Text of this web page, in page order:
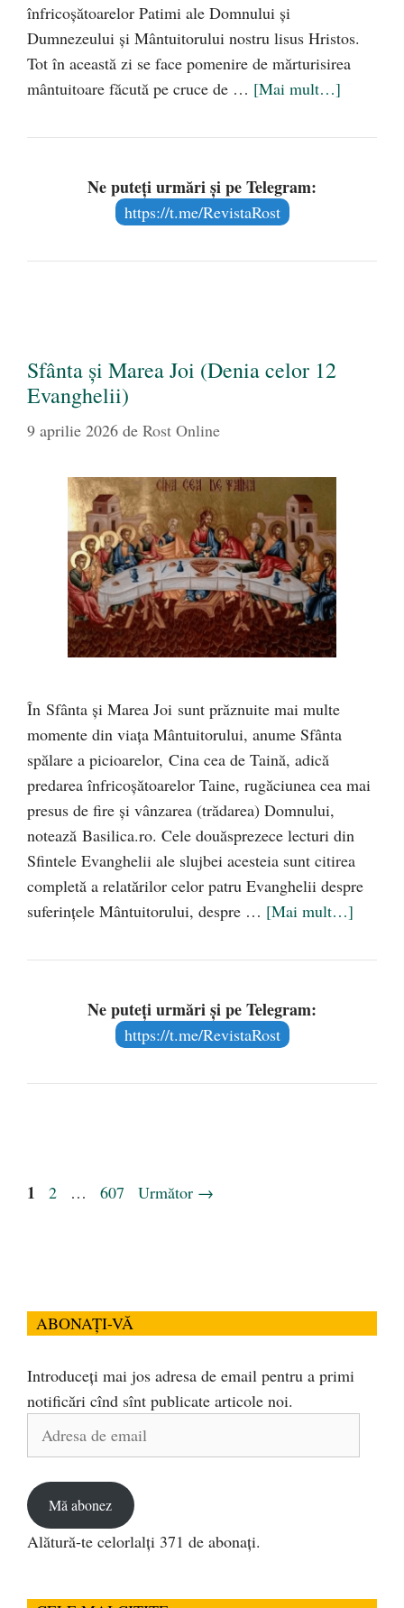
înfricoşătoarelor Patimi ale Domnului şi
Dumnezeului şi Mântuitorului nostru lisus Hristos.
Tot în această zi se face pomenire de mărturisirea
mântuitoare făcută pe cruce de … [Mai mult…]
Ne puteți urmări și pe Telegram:
https://t.me/RevistaRost
Sfânta și Marea Joi (Denia celor 12
Evanghelii)
9 aprilie 2026 de Rost Online
În Sfânta şi Marea Joi sunt prăznuite mai multe
momente din viața Mântuitorului, anume Sfânta
spălare a picioarelor, Cina cea de Taină, adică
predarea înfricoşătoarelor Taine, rugăciunea cea mai
presus de fire şi vânzarea (trădarea) Domnului,
notează Basilica.ro. Cele douăsprezece lecturi din
Sfintele Evanghelii ale slujbei acesteia sunt citirea
completă a relatărilor celor patru Evanghelii despre
suferinţele Mântuitorului, despre … [Mai mult…]
Ne puteți urmări și pe Telegram:
https://t.me/RevistaRost
Pagina
1 Pagina
2 … Pagina
607 Următor →
ABONAȚI-VĂ
Introduceți mai jos adresa de email pentru a primi
notificări cînd sînt publicate articole noi.
Adresa
Mă abonez
Alătură-te celorlalți 371 de abonați.